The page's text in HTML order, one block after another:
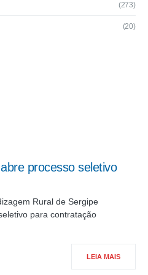
(273)
(20)
processo seletivo
Rural de Sergipe
para contratação
LEIA MAIS